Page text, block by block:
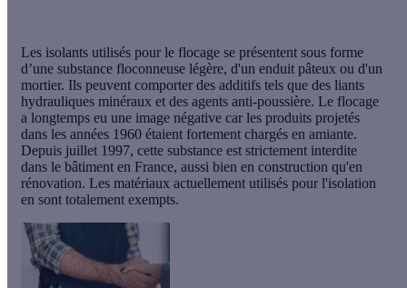
Les isolants utilisés pour le flocage se présentent sous forme
d’une substance floconneuse légère, d'un enduit pâteux ou d'un
mortier. Ils peuvent comporter des additifs tels que des liants
hydrauliques minéraux et des agents anti-poussière. Le flocage
a longtemps eu une image négative car les produits projetés
dans les années 1960 étaient fortement chargés en amiante.
Depuis juillet 1997, cette substance est strictement interdite
dans le bâtiment en France, aussi bien en construction qu'en
rénovation. Les matériaux actuellement utilisés pour l'isolation
en sont totalement exempts.